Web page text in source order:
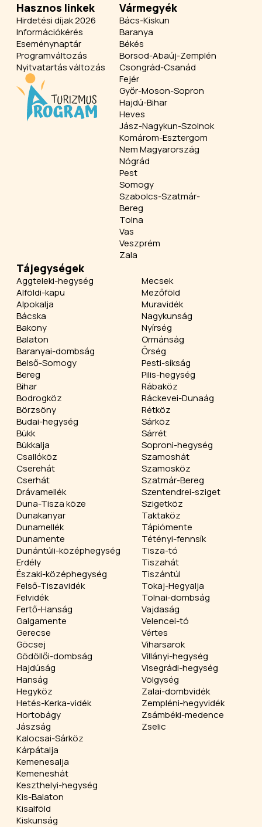
Hasznos linkek
Hirdetési díjak 2026
Információkérés
Eseménynaptár
Programváltozás
Nyitvatartás változás
Vármegyék
Bács-Kiskun
Baranya
Békés
Borsod-Abaúj-Zemplén
Csongrád-Csanád
Fejér
Győr-Moson-Sopron
Hajdú-Bihar
Heves
Jász-Nagykun-Szolnok
Komárom-Esztergom
Nem Magyarország
Nógrád
Pest
Somogy
Szabolcs-Szatmár-
Bereg
Tolna
Vas
Veszprém
Zala
Tájegységek
Aggteleki-hegység
Alföldi-kapu
Alpokalja
Bácska
Bakony
Balaton
Baranyai-dombság
Belső-Somogy
Bereg
Bihar
Bodrogköz
Börzsöny
Budai-hegység
Bükk
Bükkalja
Csallóköz
Cserehát
Cserhát
Drávamellék
Duna-Tisza köze
Dunakanyar
Dunamellék
Dunamente
Dunántúli-középhegység
Erdély
Északi-középhegység
Felső-Tiszavidék
Felvidék
Fertő-Hanság
Galgamente
Gerecse
Göcsej
Gödöllői-dombság
Hajdúság
Hanság
Hegyköz
Hetés-Kerka-vidék
Hortobágy
Jászság
Kalocsai-Sárköz
Kárpátalja
Kemenesalja
Kemeneshát
Keszthelyi-hegység
Kis-Balaton
Kisalföld
Kiskunság
Mecsek
Mezőföld
Muravidék
Nagykunság
Nyírség
Ormánság
Őrség
Pesti-síkság
Pilis-hegység
Rábaköz
Ráckevei-Dunaág
Rétköz
Sárköz
Sárrét
Soproni-hegység
Szamoshát
Szamosköz
Szatmár-Bereg
Szentendrei-sziget
Szigetköz
Taktaköz
Tápiómente
Tétényi-fennsík
Tisza-tó
Tiszahát
Tiszántúl
Tokaj-Hegyalja
Tolnai-dombság
Vajdaság
Velencei-tó
Vértes
Viharsarok
Villányi-hegység
Visegrádi-hegység
Völgység
Zalai-dombvidék
Zempléni-hegyvidék
Zsámbéki-medence
Zselic